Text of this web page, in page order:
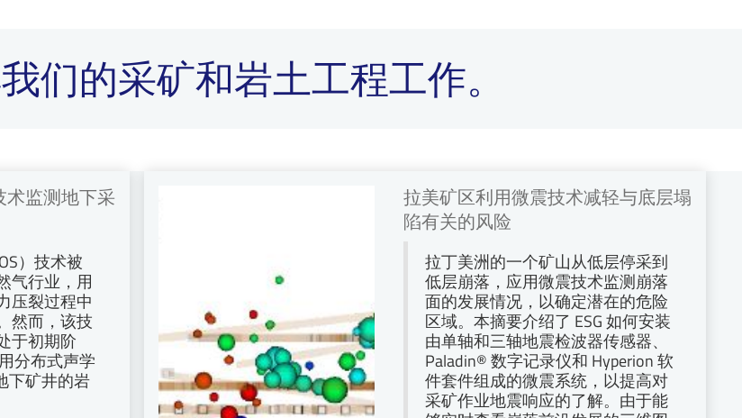
们的采矿和岩土工程工作。
监测地下采
）技术被
气行业，用
压裂过程中
然而，该技
于初期阶
分布式声学
下矿井的岩
拉美矿区利用微震技术减轻与底层塌
陷有关的风险
拉丁美洲的一个矿山从低层停采到
低层崩落，应用微震技术监测崩落
面的发展情况，以确定潜在的危险
区域。本摘要介绍了 ESG 如何安装
由单轴和三轴地震检波器传感器、
Paladin® 数字记录仪和 Hyperion 软
件套件组成的微震系统，以提高对
采矿作业地震响应的了解。由于能